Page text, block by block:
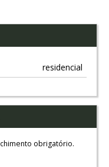
residencial
obrigatório.